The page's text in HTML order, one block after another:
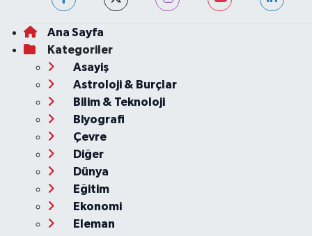
Ana Sayfa
Kategoriler
Asayiş
Astroloji & Burçlar
Bilim & Teknoloji
Biyografi
Çevre
Diğer
Dünya
Eğitim
Ekonomi
Eleman